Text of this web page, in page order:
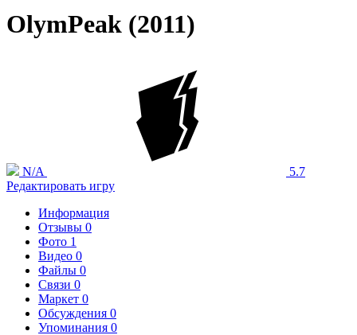
OlymPeak (2011)
N/A
5.7
Редактировать игру
Информация
Отзывы 0
Фото 1
Видео 0
Файлы 0
Связи 0
Маркет 0
Обсуждения 0
Упоминания 0